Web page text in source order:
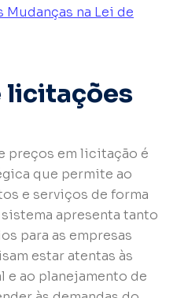
Mudanças na Lei de
licitações
preços em licitação é
que permite ao
e serviços de forma
apresenta tanto
para as empresas
estar atentas às
ao planejamento de